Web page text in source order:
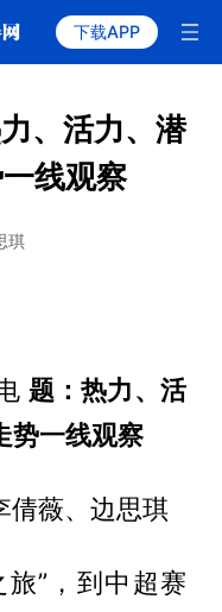
下载APP
、活力、潜
线观察
琪
题：热力、活
一线观察
倩薇、边思琪
”，到中超赛